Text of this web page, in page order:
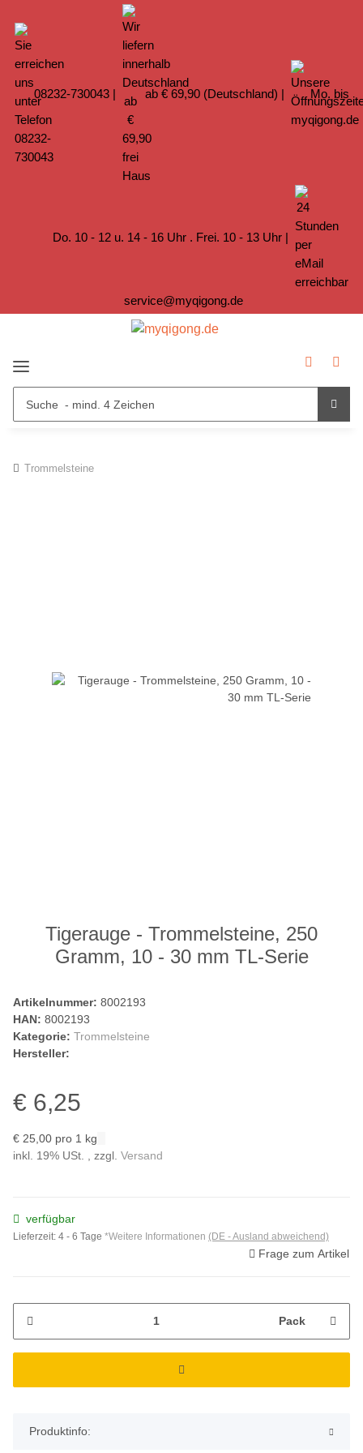
08232-730043| ab € 69,90 (Deutschland) | Mo. bis
Do. 10 - 12 u. 14 - 16 Uhr . Frei. 10 - 13 Uhr |
service@myqigong.de
Trommelsteine
Tigerauge - Trommelsteine, 250
Gramm, 10 - 30 mm TL-Serie
Artikelnummer: 8002193
HAN: 8002193
Kategorie: Trommelsteine
Hersteller:
€ 6,25
€ 25,00 pro 1 kg
inkl. 19% USt. , zzgl. Versand
verfügbar
Lieferzeit: 4 - 6 Tage *Weitere Informationen (DE - Ausland abweichend)
Frage zum Artikel
Pack
Produktinfo: